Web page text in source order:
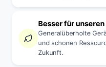
Besser für
Generalüberholte
und schonen
Zukunft.